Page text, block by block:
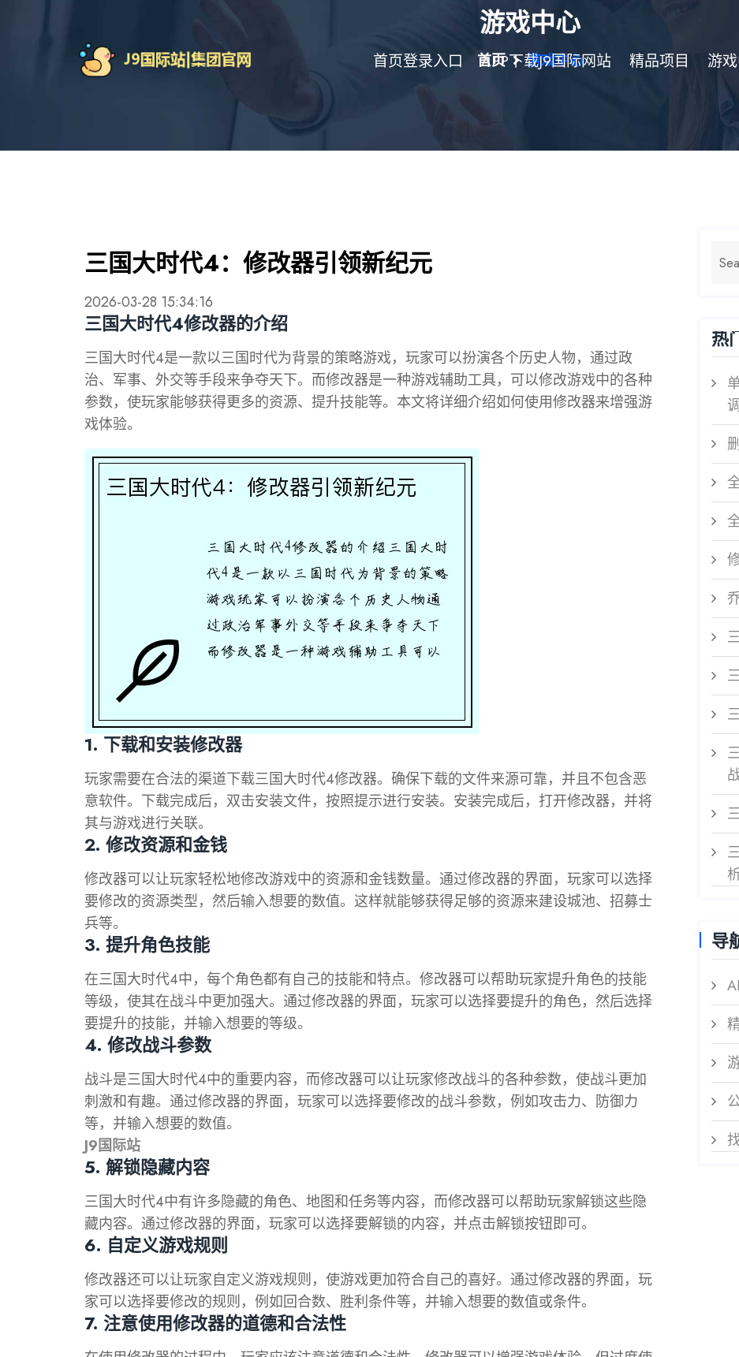
首页登录入口 APP下载J9国际网站 精品项目 游
游戏中心
首页 游戏中心
三国大时代4：修改器引领新纪元
2026-03-28 15:34:16
三国大时代4修改器的介绍
三国大时代4是一款以三国时代为背景的策略游戏，玩家可以扮演各个历史人物，通过政
治、军事、外交等手段来争夺天下。而修改器是一种游戏辅助工具，可以修改游戏中的各种
参数，使玩家能够获得更多的资源、提升技能等。本文将详细介绍如何使用修改器来增强游
戏体验。
1. 下载和安装修改器
玩家需要在合法的渠道下载三国大时代4修改器。确保下载的文件来源可靠，并且不包含恶
意软件。下载完成后，双击安装文件，按照提示进行安装。安装完成后，打开修改器，并将
其与游戏进行关联。
2. 修改资源和金钱
修改器可以让玩家轻松地修改游戏中的资源和金钱数量。通过修改器的界面，玩家可以选择
要修改的资源类型，然后输入想要的数值。这样就能够获得足够的资源来建设城池、招募士
兵等。
3. 提升角色技能
在三国大时代4中，每个角色都有自己的技能和特点。修改器可以帮助玩家提升角色的技能
等级，使其在战斗中更加强大。通过修改器的界面，玩家可以选择要提升的角色，然后选择
要提升的技能，并输入想要的等级。
4. 修改战斗参数
战斗是三国大时代4中的重要内容，而修改器可以让玩家修改战斗的各种参数，使战斗更加
刺激和有趣。通过修改器的界面，玩家可以选择要修改的战斗参数，例如攻击力、防御力
等，并输入想要的数值。
J9国际站
5. 解锁隐藏内容
三国大时代4中有许多隐藏的角色、地图和任务等内容，而修改器可以帮助玩家解锁这些隐
藏内容。通过修改器的界面，玩家可以选择要解锁的内容，并点击解锁按钮即可。
6. 自定义游戏规则
修改器还可以让玩家自定义游戏规则，使游戏更加符合自己的喜好。通过修改器的界面，玩
家可以选择要修改的规则，例如回合数、胜利条件等，并输入想要的数值或条件。
7. 注意使用修改器的道德和合法性
热
导